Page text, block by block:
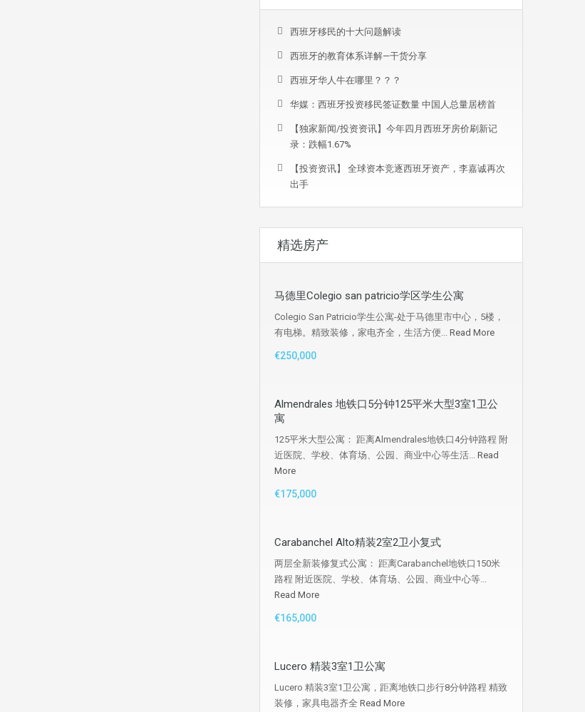
西班牙移民的十大问题解读
西班牙的教育体系详解—干货分享
西班牙华人牛在哪里？？？
华媒：西班牙投资移民签证数量 中国人总量居榜首
【独家新闻/投资资讯】今年四月西班牙房价刷新记
录：跌幅1.67%
【投资资讯】 全球资本竞逐西班牙资产，李嘉诚再次
出手
精选房产
马德里Colegio san patricio学区学生公寓
Colegio San Patricio学生公寓-处于马德里市中心，5楼，
有电梯。精致装修，家电齐全，生活方便... Read More
€250,000
Almendrales 地铁口5分钟125平米大型3室1卫公
寓
125平米大型公寓： 距离Almendrales地铁口4分钟路程 附
近医院、学校、体育场、公园、商业中心等生活... Read
More
€175,000
Carabanchel Alto精装2室2卫小复式
两层全新装修复式公寓： 距离Carabanchel地铁口150米
路程 附近医院、学校、体育场、公园、商业中心等...
Read More
€165,000
Lucero 精装3室1卫公寓
Lucero 精装3室1卫公寓，距离地铁口步行8分钟路程 精致
装修，家具电器齐全 Read More